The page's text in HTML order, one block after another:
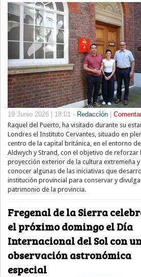
19 Junio 2026 | 18:01 - Redacción |
Raquel del Puerto, ha visitado durante su
Londres el Instituto Cervantes, situado en
centro de la capital británica, en el entorno de
Aldwych y Strand, con el objetivo de reforzar
proyección exterior de la cultura extremeña y
conocer algunas de las iniciativas que
institución provincial para conservar y
patrimonio de la provincia.
Fregenal de la Sierra
el próximo domingo el Día
Internacional del Sol con
observación astronómica
especial